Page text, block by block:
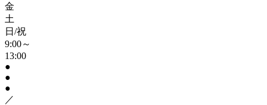
金
土
日/祝
9:00～
13:00
●
●
●
／